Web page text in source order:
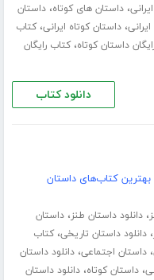
،داستان های کوتاه،داستان
،داستان کوتاه ایرانی،کتاب
داستان کوتاه،کتاب رایگان
دانلود کتاب
بهترین کتاب‌های داستان
،دانلود داستان طنز،داستان
،دانلود داستان تاریخی،کتاب
،داستان اجتماعی،دانلود داستان
،داستان کوتاه،دانلود داستان